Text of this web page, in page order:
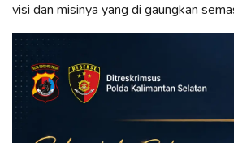
visi dan misinya yang di gaungkan